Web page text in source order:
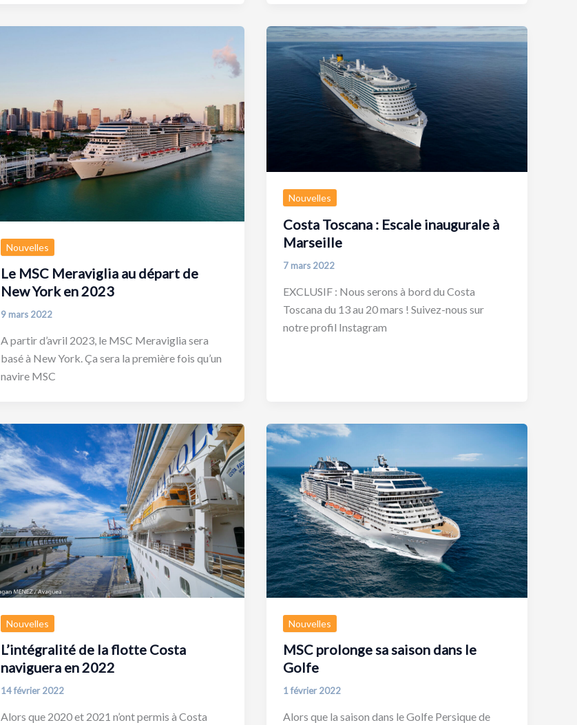
Nouvelles
Le MSC Meraviglia au départ de
New York en 2023
9 mars 2022
A partir d’avril 2023, le MSC Meraviglia sera
basé à New York. Ça sera la première fois qu’un
navire MSC
Nouvelles
Costa Toscana : Escale inaugurale à
Marseille
7 mars 2022
EXCLUSIF : Nous serons à bord du Costa
Toscana du 13 au 20 mars ! Suivez-nous sur
notre profil Instagram
Nouvelles
L’intégralité de la flotte Costa
naviguera en 2022
14 février 2022
Alors que 2020 et 2021 n’ont permis à Costa
Nouvelles
MSC prolonge sa saison dans le
Golfe
1 février 2022
Alors que la saison dans le Golfe Persique de